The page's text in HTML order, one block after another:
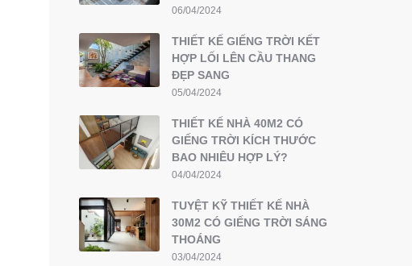
06/04/2024
THIẾT KẾ GIẾNG TRỜI KẾT
HỢP LỐI LÊN CẦU THANG
ĐẸP SANG
05/04/2024
THIẾT KẾ NHÀ 40M2 CÓ
GIẾNG TRỜI KÍCH THƯỚC
BAO NHIÊU HỢP LÝ?
04/04/2024
TUYỆT KỸ THIẾT KẾ NHÀ
30M2 CÓ GIẾNG TRỜI SÁNG
THOÁNG
03/04/2024